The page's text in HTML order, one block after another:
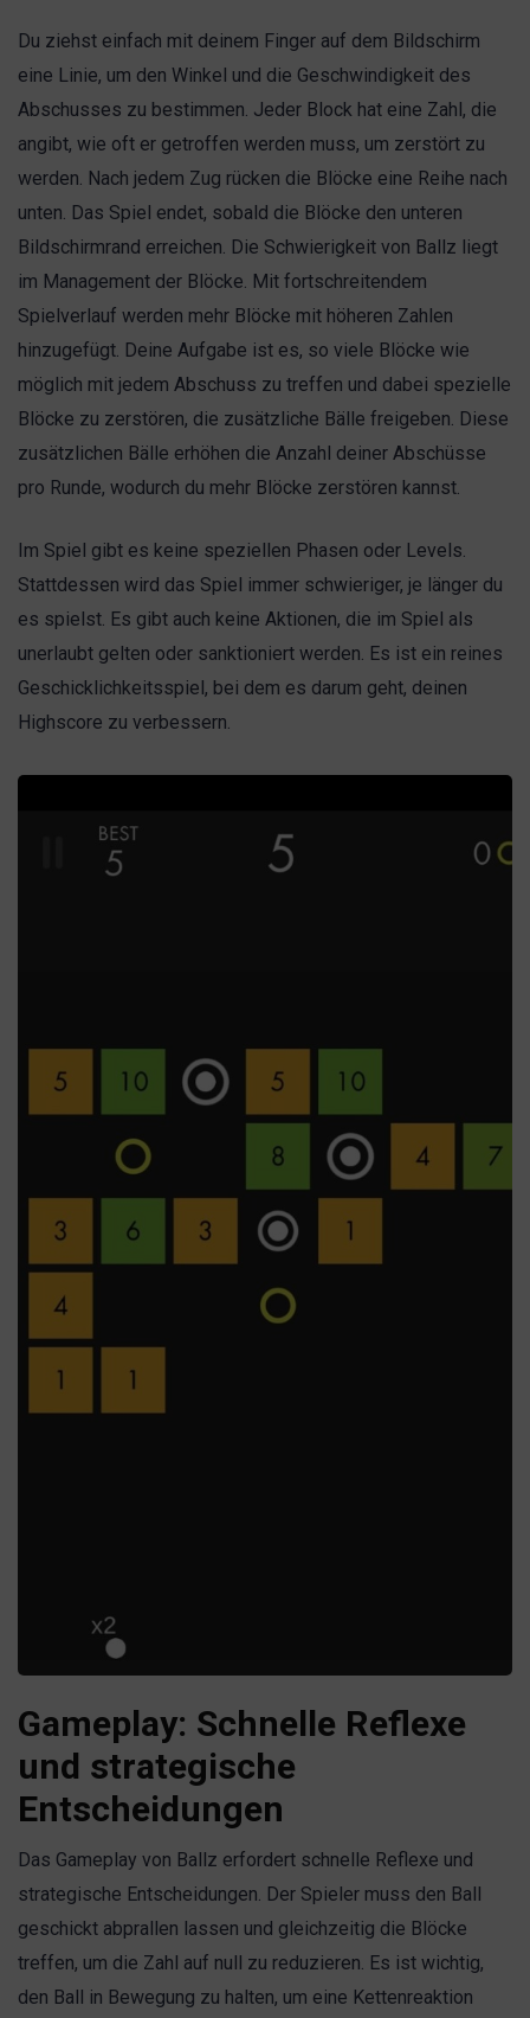
Du ziehst einfach mit deinem Finger auf dem Bildschirm
eine Linie, um den Winkel und die Geschwindigkeit des
Abschusses zu bestimmen. Jeder Block hat eine Zahl, die
angibt, wie oft er getroffen werden muss, um zerstört zu
werden. Nach jedem Zug rücken die Blöcke eine Reihe nach
unten. Das Spiel endet, sobald die Blöcke den unteren
Bildschirmrand erreichen. Die Schwierigkeit von Ballz liegt
im Management der Blöcke. Mit fortschreitendem
Spielverlauf werden mehr Blöcke mit höheren Zahlen
hinzugefügt. Deine Aufgabe ist es, so viele Blöcke wie
möglich mit jedem Abschuss zu treffen und dabei spezielle
Blöcke zu zerstören, die zusätzliche Bälle freigeben. Diese
zusätzlichen Bälle erhöhen die Anzahl deiner Abschüsse
pro Runde, wodurch du mehr Blöcke zerstören kannst.
Im Spiel gibt es keine speziellen Phasen oder Levels.
Stattdessen wird das Spiel immer schwieriger, je länger du
es spielst. Es gibt auch keine Aktionen, die im Spiel als
unerlaubt gelten oder sanktioniert werden. Es ist ein reines
Geschicklichkeitsspiel, bei dem es darum geht, deinen
Highscore zu verbessern.
Gameplay: Schnelle Reflexe
und strategische
Entscheidungen
Das Gameplay von Ballz erfordert schnelle Reflexe und
strategische Entscheidungen. Der Spieler muss den Ball
geschickt abprallen lassen und gleichzeitig die Blöcke
treffen, um die Zahl auf null zu reduzieren. Es ist wichtig,
den Ball in Bewegung zu halten, um eine Kettenreaktion